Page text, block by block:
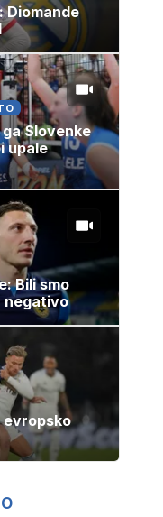
Diomande
Slovenke
upale
Bili smo
negativo
evropsko